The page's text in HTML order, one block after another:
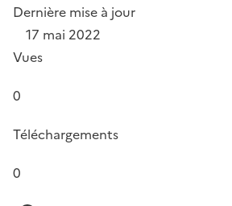
Dernière mise à jour
17 mai 2022
Vues
0
Téléchargements
0